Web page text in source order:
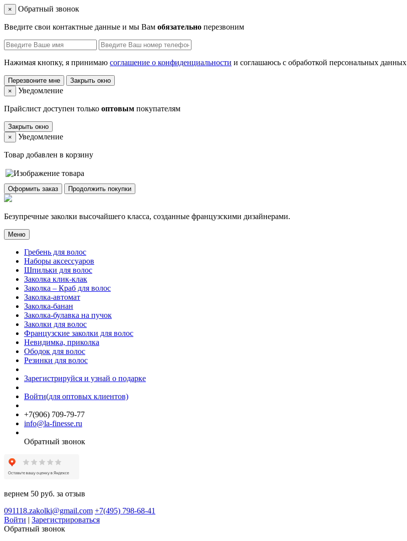
× Обратный звонок
Введите свои контактные данные и мы Вам обязательно перезвоним
Нажимая кнопку, я принимаю соглашение о конфиденциальности и соглашаюсь с обработкой персональных данных
Перезвоните мне
Закрыть окно
×
Уведомление
Прайслист доступен только оптовым покупателям
Закрыть окно
×
Уведомление
Товар добавлен в корзину
Оформить заказ Продолжить покупки
Безупречные заколки высочайшего класса, созданные французскими дизайнерами.
Меню
Гребень для волос
Наборы аксессуаров
Шпильки для волос
Заколка клик-клак
Заколка – Краб для волос
Заколка-автомат
Заколка-банан
Заколка-булавка на пучок
Заколки для волос
Французские заколки для волос
Невидимка, приколка
Ободок для волос
Резинки для волос
Зарегистрируйся и узнай о подарке
Войти(для оптовых клиентов)
+7(906) 709-79-77
info@la-finesse.ru
Обратный звонок
вернем 50 руб. за отзыв
091118.zakolki@gmail.com +7(495) 798-68-41
Войти | Зарегистрироваться
Обратный звонок